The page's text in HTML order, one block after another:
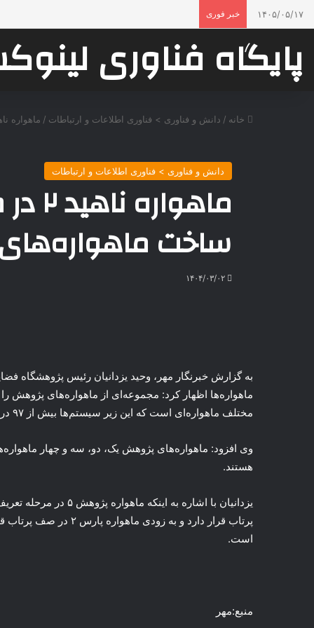
۱۴۰۵/۰۵/۱۷ خبر فوری
پایگاه فناوری
خانه / دانش و فناوری > فناوری اطلاعات و ارتباطات / ماهواره ناهید ۲ در صف پرتاب قرار دارد؛ ساخت
دانش و فناوری > فناوری اطلاعات و ارتباطات
ساخت
۱۴۰۴/۰۳/۰۲
به گزارش خبرنگار مهر، وحید یزدانیان رئیس پژوهشگاه
ماهواره‌ها اظهار کرد: مجموعه‌ای از ماهواره‌های پژوهش
مختلف ماهواره‌ای است که این زیر سیستم‌ها بیش از ۹۷ درصد
وی افزود: ماهواره‌های پژوهش یک، دو، سه و چهار
هستند.
یزدانیان با اشاره به اینکه ماهواره پژوهش ۵ در مرحله
پرتاب قرار دارد و به
است.
منبع:مهر